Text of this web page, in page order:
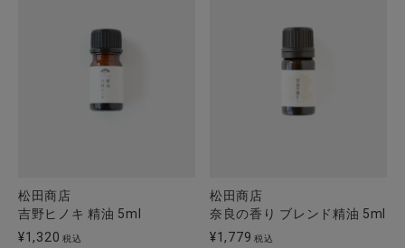
ご利用ガイド
松田商店
吉野ヒノキ 精油 5ml
¥1,320 税込
松田商店
奈良の香り ブレンド精油 5ml
¥1,779 税込